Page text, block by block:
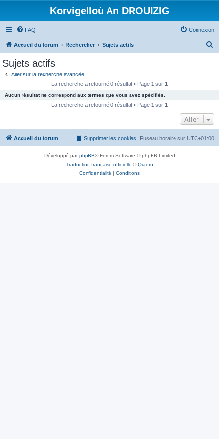
Korvigelloù An DROUIZIG
FAQ Connexion
Accueil du forum Rechercher Sujets actifs
c
e
Sujets actifs
Aller sur la recherche avancée
La recherche a retourné 0 résultat • Page 1 sur 1
Aucun résultat ne correspond aux termes que vous avez spécifiés.
La recherche a retourné 0 résultat • Page 1 sur 1
Aller
Accueil du forum Fuseau horaire sur UTC+01:00
Supprimer les cookies
Développé parphpBB® Forum Software © phpBB Limited
Traduction française officielle ©Qiaeru
Confidentialité | Conditions